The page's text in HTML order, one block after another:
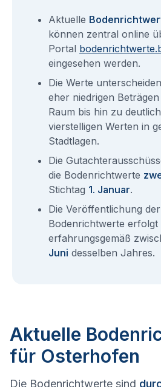
Aktuelle
können zentral online
Portal
eingesehen werden.
Die Werte
eher niedrigen Beträgen
Raum bis hin zu
vierstelligen Werten in
Stadtlagen.
Die
die Bodenrichtwerte
Stichtag 1. Januar.
Die Veröffentlichung
Bodenrichtwerte erfolgt
erfahrungsgemäß
Juni desselben Jahres.
Aktuelle
für Osterhofen
Die Bodenrichtwerte sind